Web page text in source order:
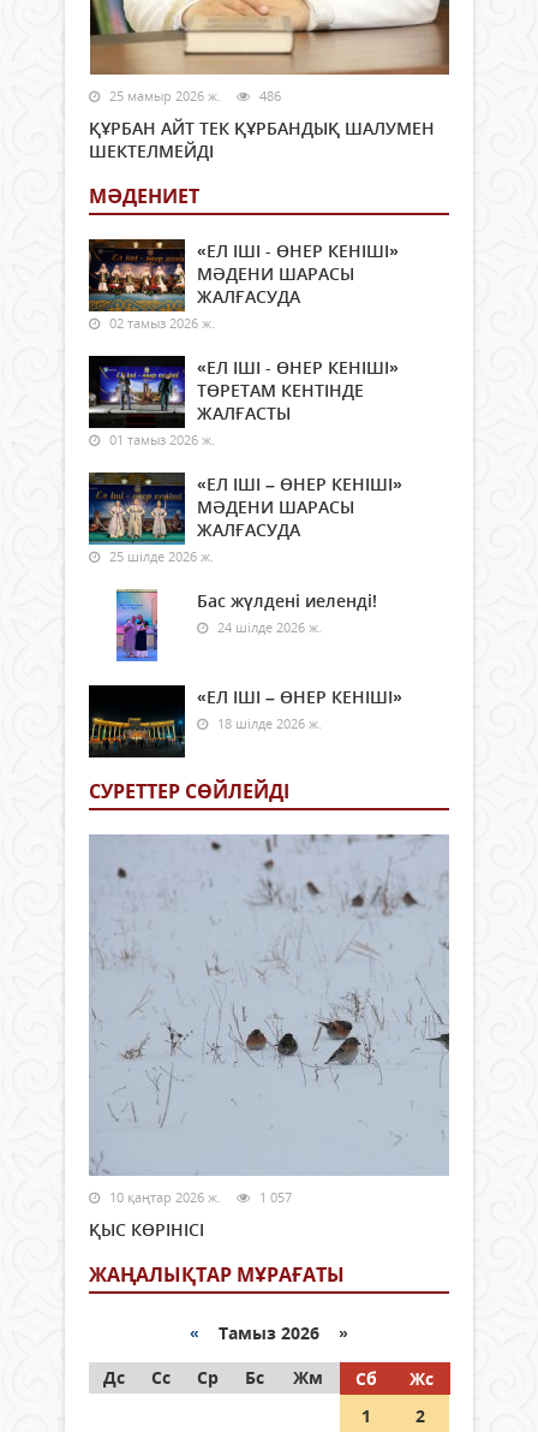
25 мамыр 2026 ж. 486
ҚҰРБАН АЙТ ТЕК ҚҰРБАНДЫҚ ШАЛУМЕН
ШЕКТЕЛМЕЙДІ
МӘДЕНИЕТ
«ЕЛ ІШІ - ӨНЕР КЕНІШІ»
МӘДЕНИ ШАРАСЫ
ЖАЛҒАСУДА
02 тамыз 2026 ж.
«ЕЛ ІШІ - ӨНЕР КЕНІШІ»
ТӨРЕТАМ КЕНТІНДЕ
ЖАЛҒАСТЫ
01 тамыз 2026 ж.
«ЕЛ ІШІ – ӨНЕР КЕНІШІ»
МӘДЕНИ ШАРАСЫ
ЖАЛҒАСУДА
25 шілде 2026 ж.
Бас жүлдені иеленді!
24 шілде 2026 ж.
«ЕЛ ІШІ – ӨНЕР КЕНІШІ»
18 шілде 2026 ж.
СУРЕТТЕР СӨЙЛЕЙДI
10 қаңтар 2026 ж. 1 057
ҚЫС КӨРІНІСІ
ЖАҢАЛЫҚТАР МҰРАҒАТЫ
« Тамыз 2026 »
Дс
Сс Ср Бс Жм Сб
Жс
1
2